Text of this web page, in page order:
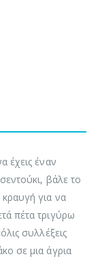
έχεις έναν
βάλε το
για να
πέτα τριγύρω
συλλέξεις
σε μια άγρια